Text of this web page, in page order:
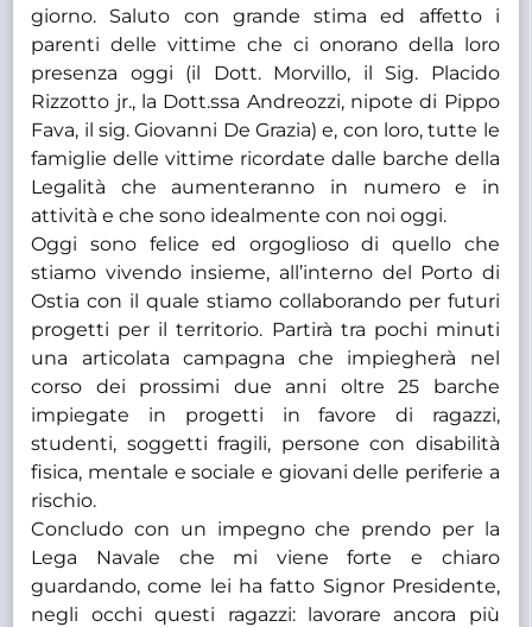
giorno. Saluto con grande stima ed affetto i
parenti delle vittime che ci onorano della loro
presenza oggi (il Dott. Morvillo, il Sig. Placido
Rizzotto jr., la Dott.ssa Andreozzi, nipote di Pippo
Fava, il sig. Giovanni De Grazia) e, con loro, tutte le
famiglie delle vittime ricordate dalle barche della
Legalità che aumenteranno in numero e in
attività e che sono idealmente con noi oggi.
Oggi sono felice ed orgoglioso di quello che
stiamo vivendo insieme, all’interno del Porto di
Ostia con il quale stiamo collaborando per futuri
progetti per il territorio. Partirà tra pochi minuti
una articolata campagna che impiegherà nel
corso dei prossimi due anni oltre 25 barche
impiegate in progetti in favore di ragazzi,
studenti, soggetti fragili, persone con disabilità
fisica, mentale e sociale e giovani delle periferie a
rischio.
Concludo con un impegno che prendo per la
Lega Navale che mi viene forte e chiaro
guardando, come lei ha fatto Signor Presidente,
negli occhi questi ragazzi: lavorare ancora più